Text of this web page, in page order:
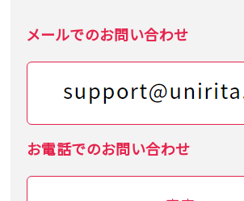
メールでのお問い合わせ
お電話でのお問い合わせ